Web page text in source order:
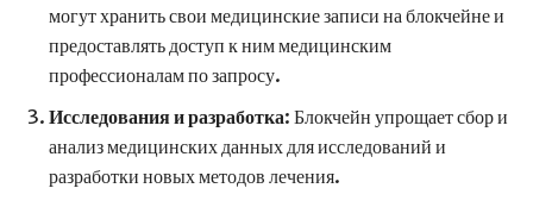
могут хранить свои медицинские записи на блокчейне и
предоставлять доступ к ним медицинским
профессионалам по запросу.
Исследования и разработка: Блокчейн упрощает сбор и
анализ медицинских данных для исследований и
разработки новых методов лечения.